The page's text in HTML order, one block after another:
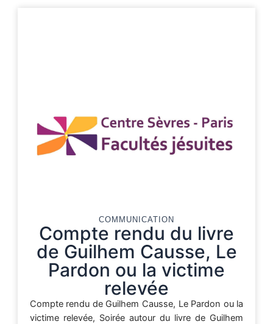
COMMUNICATION
Compte rendu du livre
de Guilhem Causse, Le
Pardon ou la victime
relevée
Compte rendu de Guilhem Causse, Le Pardon ou la
victime relevée, Soirée autour du livre de Guilhem